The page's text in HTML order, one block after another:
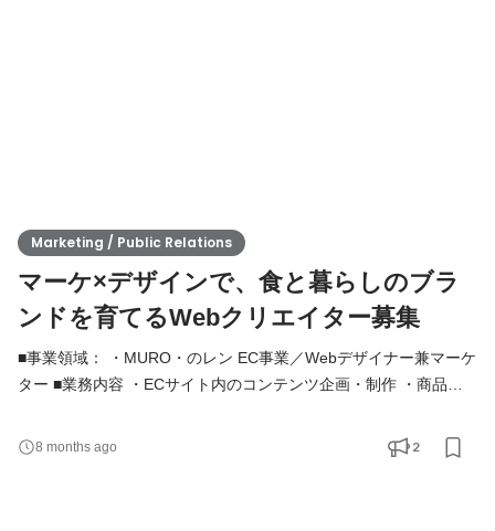
Marketing / Public Relations
マーケ×デザインで、食と暮らしのブラ
ンドを育てるWebクリエイター募集
■事業領域： ・MURO・のレン EC事業／Webデザイナー兼マーケ
ター ■業務内容 ・ECサイト内のコンテンツ企画・制作 ・商品画
成、編集、配信 ・アイテムの魅力を伝えるためのコピー作成 ・
Google Analytics／スプレッドシートを使った分析 ・データを元
8 months ago 2